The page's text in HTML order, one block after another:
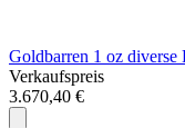
Goldbarren 1 oz diverse
Verkaufspreis
3.670,40 €